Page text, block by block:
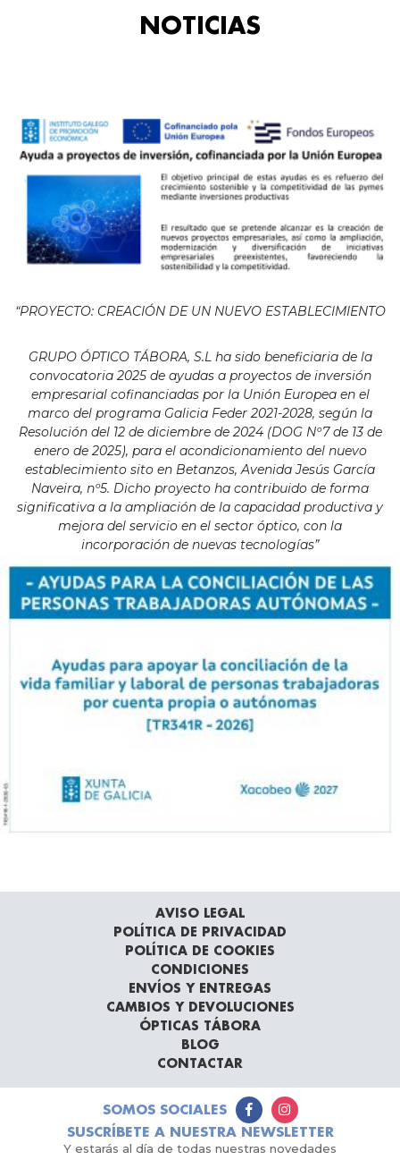
NOTICIAS
“PROYECTO: CREACIÓN DE UN NUEVO ESTABLECIMIENTO
GRUPO ÓPTICO TÁBORA, S.L ha sido beneficiaria de la
convocatoria 2025 de ayudas a proyectos de inversión
empresarial cofinanciadas por la Unión Europea en el
marco del programa Galicia Feder 2021-2028, según la
Resolución del 12 de diciembre de 2024 (DOG Nº7 de 13 de
enero de 2025), para el acondicionamiento del nuevo
establecimiento sito en Betanzos, Avenida Jesús García
Naveira, nº5. Dicho proyecto ha contribuido de forma
significativa a la ampliación de la capacidad productiva y
mejora del servicio en el sector óptico, con la
incorporación de nuevas tecnologías”
AVISO LEGAL
POLÍTICA DE PRIVACIDAD
POLÍTICA DE COOKIES
CONDICIONES
ENVÍOS Y ENTREGAS
CAMBIOS Y DEVOLUCIONES
ÓPTICAS TÁBORA
BLOG
CONTACTAR
SOMOS SOCIALES
SUSCRÍBETE A NUESTRA NEWSLETTER
Y estarás al día de todas nuestras novedades